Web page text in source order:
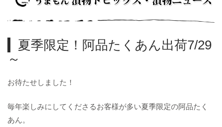
夏季限定！阿品たくあん出荷7/29
～
お待たせしました！
毎年楽しみにしてくださるお客様が多い夏季限定の阿品たく
あん。